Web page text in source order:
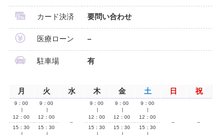
カード決済 要問い合わせ
医療ローン –
駐車場 有
月 火 水 木 金 土 日 祝
9：00
12：00
9：00
12：00
–
9：00
12：00
9：00
12：00
9：00
12：00
–
–
15：30
15：30
15：30
15：30
15：30